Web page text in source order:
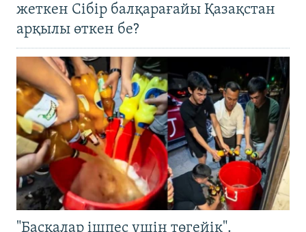
жеткен Сібір балқарағайы Қазақстан
арқылы өткен бе?
"Басқалар ішпес үшін төгейік".